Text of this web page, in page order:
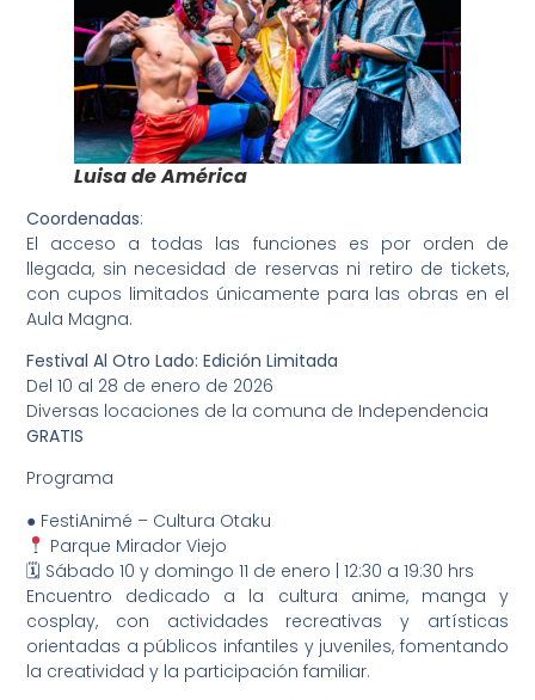
Luisa de América
Coordenadas:
El acceso a todas las funciones es por orden de
llegada, sin necesidad de reservas ni retiro de tickets,
con cupos limitados únicamente para las obras en el
Aula Magna.
Festival Al Otro Lado: Edición Limitada
Del 10 al 28 de enero de 2026
Diversas locaciones de la comuna de Independencia
GRATIS
Programa
● FestiAnimé – Cultura Otaku
Parque Mirador Viejo
🗓 Sábado 10 y domingo 11 de enero | 12:30 a 19:30 hrs
Encuentro dedicado a la cultura anime, manga y
cosplay, con actividades recreativas y artísticas
orientadas a públicos infantiles y juveniles, fomentando
la creatividad y la participación familiar.